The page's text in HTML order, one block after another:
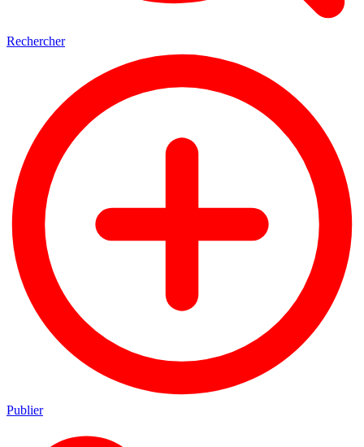
Rechercher
Publier